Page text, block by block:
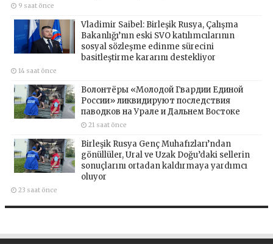
9 saat önce
Vladimir Saibel: Birleşik Rusya, Çalışma
Bakanlığı’nın eski SVO katılımcılarının
sosyal sözleşme edinme sürecini
basitleştirme kararını destekliyor
14 saat önce
Волонтёры «Молодой Гвардии Единой
России» ликвидируют последствия
паводков на Урале и Дальнем Востоке
21 saat önce
Birleşik Rusya Genç Muhafızları’ndan
gönüllüler, Ural ve Uzak Doğu’daki sellerin
sonuçlarını ortadan kaldırmaya yardımcı
oluyor
23 saat önce